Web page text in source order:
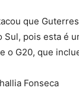
que
Sul, pois esta é
o G20, que
Fonseca